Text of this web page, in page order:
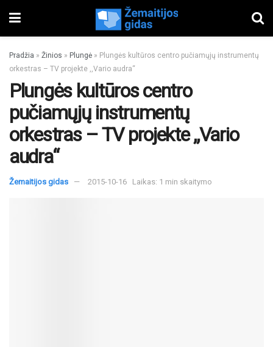
Pradžia » Žinios » Plungė » Plungės kultūros centro pučiamųjų instrumentų
orkestras – TV projekte ,,Vario audra“
Plungės kultūros centro
pučiamųjų instrumentų
orkestras – TV projekte ,,Vario
audra“
Žemaitijos gidas 2015-10-16 Laikas: 1 min skaitymo